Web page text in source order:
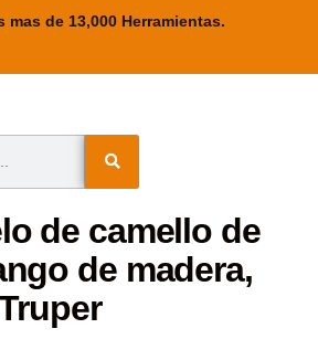
mas de 13,000 Herramientas.
de camello de
de madera,